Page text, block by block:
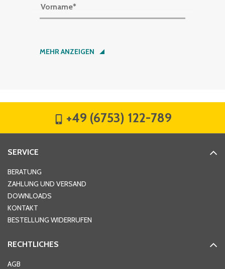
Vorname*
Nachname*
Hausnummer
Ort*
MEHR ANZEIGEN
+49 (6753) 122-789
SERVICE
BERATUNG
ZAHLUNG UND VERSAND
DOWNLOADS
KONTAKT
BESTELLUNG WIDERRUFEN
RECHTLICHES
AGB